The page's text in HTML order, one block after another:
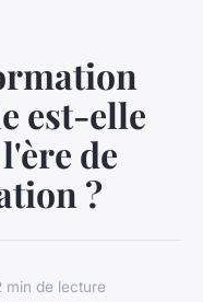
est-elle
de
?
min de lecture